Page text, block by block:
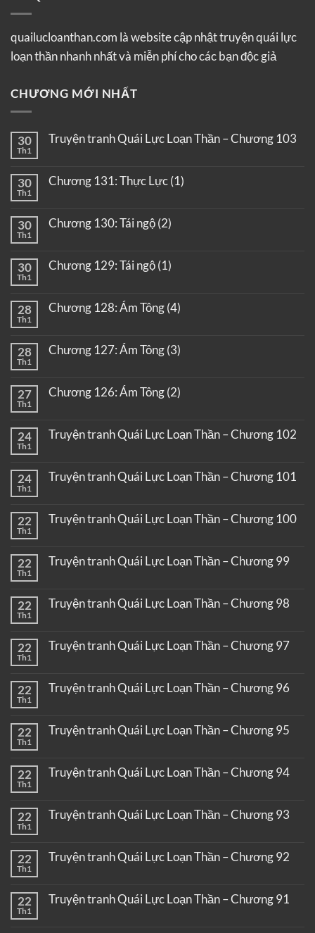
quailucloanthan.com là website cập nhật truyện quái lực
loạn thần nhanh nhất và miễn phí cho các bạn độc giả
CHƯƠNG MỚI NHẤT
30
Th1
Truyện tranh Quái Lực Loạn Thần – Chương 103
30
Th1
Chương 131: Thực Lực (1)
30
Th1
Chương 130: Tái ngộ (2)
30
Th1
Chương 129: Tái ngộ (1)
28
Th1
Chương 128: Ám Tông (4)
28
Th1
Chương 127: Ám Tông (3)
27
Th1
Chương 126: Ám Tông (2)
24
Th1
Truyện tranh Quái Lực Loạn Thần – Chương 102
24
Th1
Truyện tranh Quái Lực Loạn Thần – Chương 101
22
Th1
Truyện tranh Quái Lực Loạn Thần – Chương 100
22
Th1
Truyện tranh Quái Lực Loạn Thần – Chương 99
22
Th1
Truyện tranh Quái Lực Loạn Thần – Chương 98
22
Th1
Truyện tranh Quái Lực Loạn Thần – Chương 97
22
Th1
Truyện tranh Quái Lực Loạn Thần – Chương 96
22
Th1
Truyện tranh Quái Lực Loạn Thần – Chương 95
22
Th1
Truyện tranh Quái Lực Loạn Thần – Chương 94
22
Th1
Truyện tranh Quái Lực Loạn Thần – Chương 93
22
Th1
Truyện tranh Quái Lực Loạn Thần – Chương 92
22
Th1
Truyện tranh Quái Lực Loạn Thần – Chương 91